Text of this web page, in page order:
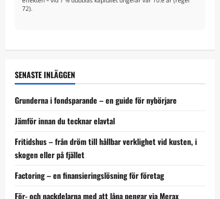
72).
SENASTE INLÄGGEN
Grunderna i fondsparande – en guide för nybörjare
Jämför innan du tecknar elavtal
Fritidshus – från dröm till hållbar verklighet vid kusten, i
skogen eller på fjället
Factoring – en finansieringslösning för företag
För- och nackdelarna med att låna pengar via Merax